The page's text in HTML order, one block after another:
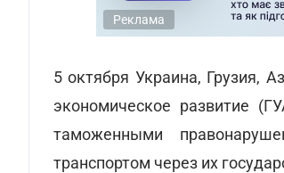
Реклама
5 октября Украина, Грузия,
экономическое развитие
таможенными
транспортом через их